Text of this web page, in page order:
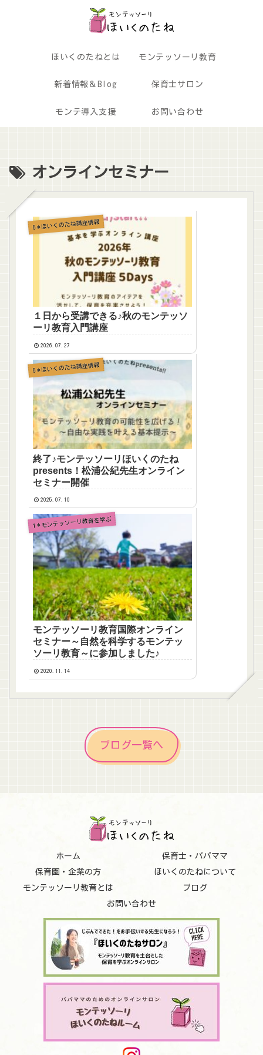
ほいくのたねとは モンテッソーリ教育
新着情報＆Blog 保育士サロン
モンテ導入支援 お問い合わせ
オンラインセミナー
5＊ほいくのたね講座情報
１日から受講できる♪秋のモンテッソ
ーリ教育入門講座
2026.07.27
5＊ほいくのたね講座情報
終了♪モンテッソーリほいくのたね
presents！松浦公紀先生オンライン
セミナー開催
2025.07.10
1＊モンテッソーリ教育を学ぶ
モンテッソーリ教育国際オンライン
セミナー～自然を科学するモンテッ
ソーリ教育～に参加しました♪
2020.11.14
ブログ一覧へ
ホーム
保育士・パパママ
保育園・企業の方
ほいくのたねについて
モンテッソーリ教育とは
ブログ
お問い合わせ